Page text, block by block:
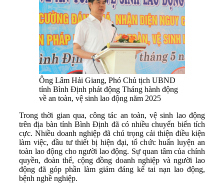
Ông Lâm Hải Giang, Phó Chủ tịch UBND
tỉnh Bình Định phát động Tháng hành động
về an toàn, vệ sinh lao động năm 2025
Trong thời gian qua, công tác an toàn, vệ sinh lao động
trên địa bàn tỉnh Bình Định đã có nhiều chuyển biến tích
cực. Nhiều doanh nghiệp đã chú trọng cải thiện điều kiện
làm việc, đầu tư thiết bị hiện đại, tổ chức huấn luyện an
toàn lao động cho người lao động. Sự quan tâm của chính
quyền, đoàn thể, cộng đồng doanh nghiệp và người lao
động đã góp phần làm giảm đáng kể tai nạn lao động,
bệnh nghề nghiệp.